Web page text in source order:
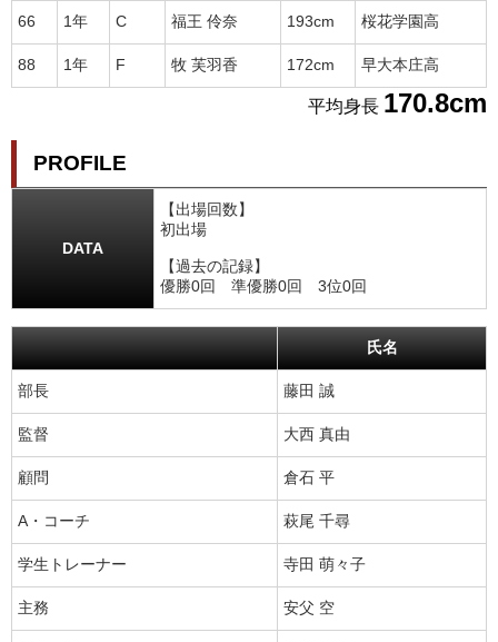
66 1年 C 福王 伶奈 193cm 桜花学園高
88 1年 F 牧 芙羽香 172cm 早大本庄高
平均身長 170.8cm
PROFILE
DATA
【出場回数】
初出場
【過去の記録】
優勝0回 準優勝0回 3位0回
氏名
部長 藤田 誠
監督 大西 真由
顧問 倉石 平
A・コーチ 萩尾 千尋
学生トレーナー 寺田 萌々子
主務 安父 空